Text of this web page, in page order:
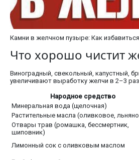
Камни в желчном пузыре: Как
Что хорошо чистит
Виноградный, свекольный, капустный,
увеличивают выработку желчи в 2–3
Народное средство
Минеральная вода (щелочная)
Растительные масла (оливковое,
Отвары трав (ромашка, бессмертник,
шиповник)
Лимонный сок с оливковым маслом